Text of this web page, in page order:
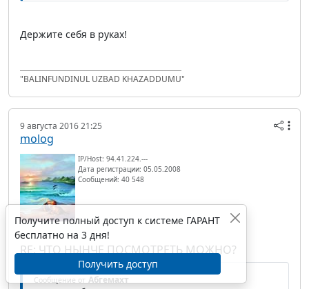
Держите себя в руках!
"BALINFUNDINUL UZBAD KHAZADDUMU"
9 августа 2016 21:25
molog
IP/Host: 94.41.224.---
Дата регистрации: 05.05.2008
Сообщений: 40 548
RE: ЧТО НЫНЧЕ ПОСМОТРЕТЬ МОЖНО?
Сообщение от Абгемахт
Получите полный доступ к системе ГАРАНТ
бесплатно на 3 дня!
Получить доступ